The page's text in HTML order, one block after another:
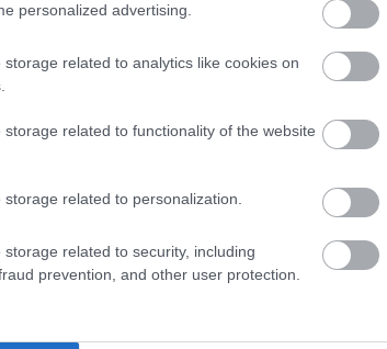
personalized advertising.
related to analytics like cookies on
related to functionality of the website
related to personalization.
related to security, including
prevention, and other user protection.
volt a Harry Potter-filmek forgatása